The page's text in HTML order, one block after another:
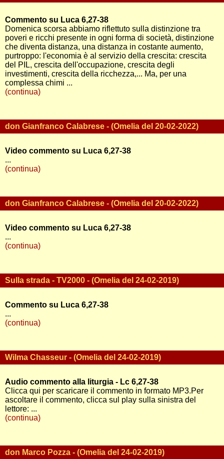
Commento su Luca 6,27-38
Domenica scorsa abbiamo riflettuto sulla distinzione tra
poveri e ricchi presente in ogni forma di società, distinzione
che diventa distanza, una distanza in costante aumento,
purtroppo: l'economia è al servizio della crescita: crescita
del PIL, crescita dell'occupazione, crescita degli
investimenti, crescita della ricchezza,... Ma, per una
complessa chimi ...
(continua)
don Gianfranco Calabrese - (Omelia del 20-02-2022)
Video commento su Luca 6,27-38
...
(continua)
don Gianfranco Calabrese - (Omelia del 20-02-2022)
Video commento su Luca 6,27-38
...
(continua)
Sulla strada - TV2000 - (Omelia del 24-02-2019)
Commento su Luca 6,27-38
...
(continua)
Wilma Chasseur - (Omelia del 24-02-2019)
Audio commento alla liturgia - Lc 6,27-38
Clicca qui per scaricare il commento in formato MP3.Per
ascoltare il commento, clicca sul play sulla sinistra del
lettore: ...
(continua)
don Marco Pozza - (Omelia del 24-02-2019)